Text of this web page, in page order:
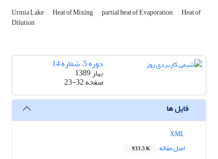
Urmia Lake Heat of Mixing partial heat of Evaporation Heat of
Dilution
دوره 5، شماره 14
بهار 1389
صفحه23-32
فایل ها
اصل مقاله
933.5 K